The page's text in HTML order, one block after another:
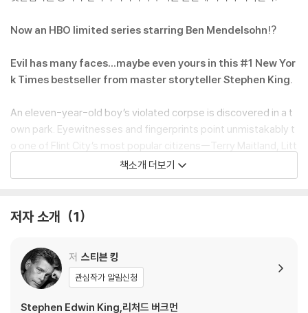
Now an HBO limited series starring Ben Mendelsohn!?
Evil has many faces…maybe even yours in this #1 New Yor
k Times bestseller from master storyteller Stephen King.
An eleven-year-old boy’s violated corpse is discovered in a t
own park. Eyewitnesses and fingerprints point unmistakably t
o one of Flint City’s most popular citizens--Terry Maitland, Litt
le League coach, English teacher, husband, and father of two
girls. Detective Ralph Anderson, whose son Maitland once coa
bi, but Anderson and the district attorney soon have DNA evid
ems ironclad.
As the investigation expands and horrifying details begin to e
책소개 더보기
저자 소개 1
저 스티븐 킹
관심작가 알림신청
Stephen Edwin King,리처드 버크먼